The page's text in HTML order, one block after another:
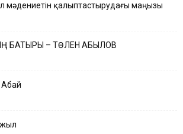
мәдениетін қалыптастырудағы маңызы
БАТЫРЫ – ТӨЛЕН ҚАБЫЛОВ
Абай
жыл